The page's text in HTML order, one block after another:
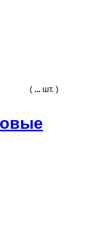
( ... шт. )